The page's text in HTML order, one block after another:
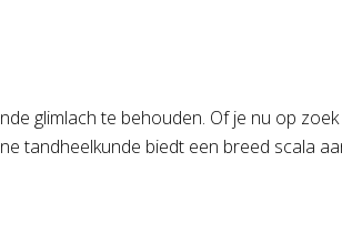
glimlach te behouden. Of je nu op
tandheelkunde biedt een breed scala